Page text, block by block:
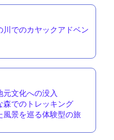
川でのカヤックアドベン
元文化への没入
森でのトレッキング
風景を巡る体験型の旅